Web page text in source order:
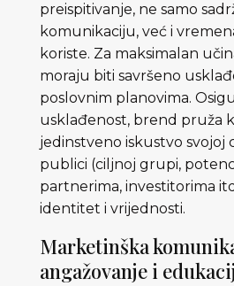
preispitivanje, ne samo
komunikaciju, već i
koriste. Za maksimalan
moraju biti savršeno
poslovnim planovima.
usklađenost, brend pruža
jedinstveno iskustvo svojoj
publici (ciljnoj grupi,
partnerima, investitorima
identitet i vrijednosti.
Marketinška
angažovanje i